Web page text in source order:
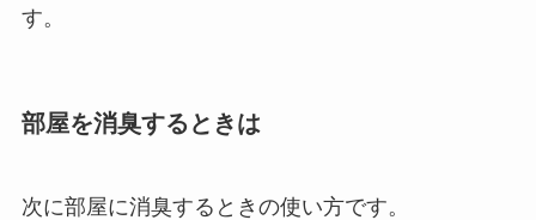
す。
部屋を消臭するときは
次に部屋に消臭するときの使い方です。